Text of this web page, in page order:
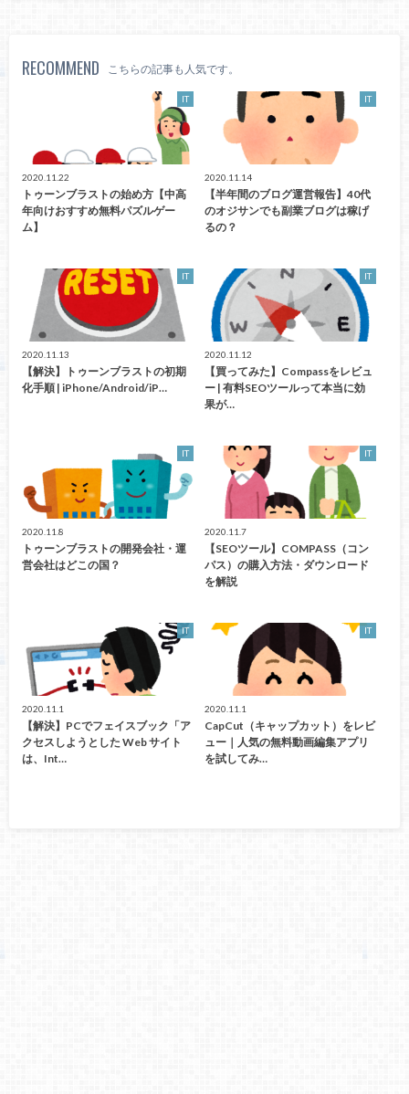
RECOMMEND こちらの記事も人気です。
IT
2020.11.22
トゥーンブラストの始め方【中高
年向けおすすめ無料パズルゲー
ム】
IT
2020.11.14
【半年間のブログ運営報告】40代
のオジサンでも副業ブログは稼げ
るの？
IT
2020.11.13
【解決】トゥーンブラストの初期
化手順 | iPhone/Android/iP…
IT
2020.11.12
【買ってみた】Compassをレビュ
ー | 有料SEOツールって本当に効
果が…
IT
2020.11.8
トゥーンブラストの開発会社・運
営会社はどこの国？
IT
2020.11.7
【SEOツール】COMPASS（コン
パス）の購入方法・ダウンロード
を解説
IT
2020.11.1
【解決】PCでフェイスブック「ア
クセスしようとした Web サイト
は、Int…
IT
2020.11.1
CapCut（キャップカット）をレビ
ュー｜人気の無料動画編集アプリ
を試してみ…